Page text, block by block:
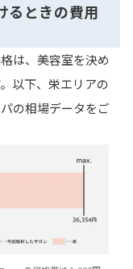
るときの費用
は、美容室を決め
以下、栄エリアの
の相場データをご